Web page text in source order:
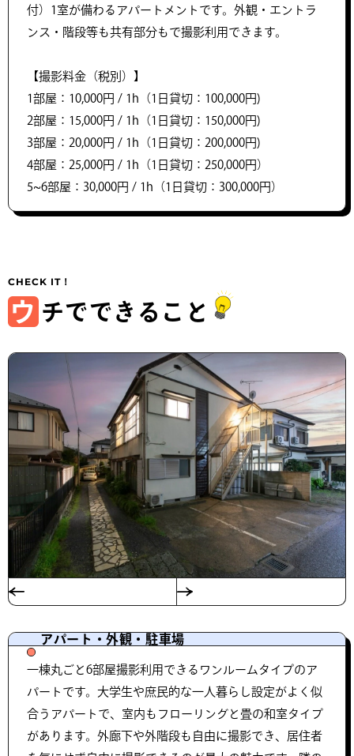
付）1室が備わるアパートメントです。外観・エントラ
ンス・階段等も共有部分もで撮影利用できます。
【撮影料金（税別）】
1部屋：10,000円 / 1h（1日貸切：100,000円)
2部屋：15,000円 / 1h（1日貸切：150,000円)
3部屋：20,000円 / 1h（1日貸切：200,000円)
4部屋：25,000円 / 1h（1日貸切：250,000円）
5~6部屋：30,000円 / 1h（1日貸切：300,000円）
ウ チでできること
アパート・外観・駐車場
一棟丸ごと6部屋撮影利用できるワンルームタイプのア
パートです。大学生や庶民的な一人暮らし設定がよく似
合うアパートで、室内もフローリングと畳の和室タイプ
があります。外廊下や外階段も自由に撮影でき、居住者